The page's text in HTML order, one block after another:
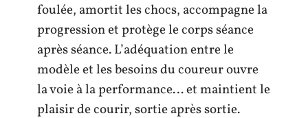
foulée, amortit les chocs, accompagne la
progression et protège le corps séance
après séance. L’adéquation entre le
modèle et les besoins du coureur ouvre
la voie à la performance… et maintient le
plaisir de courir, sortie après sortie.